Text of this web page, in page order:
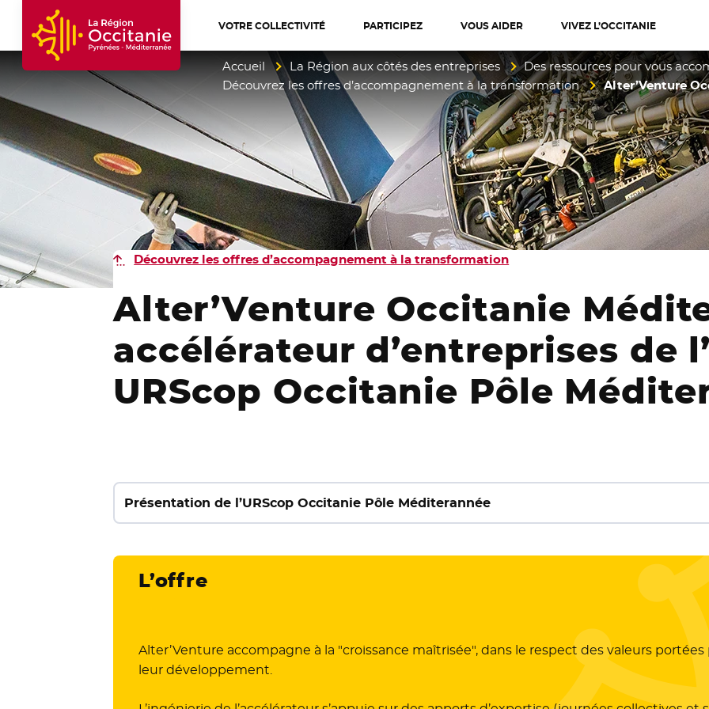
Accueil Région Occitanie / Pyrénées-Méditerranée
VOTRE COLLECTIVITÉ PARTICIPEZ VOUS AIDER VIVEZ L’OCCITANIE
Accueil La Région aux côtés des entreprises
Des ressources pour vous
Découvrez les offres d’accompagnement à la transformation
Alter’Venture
Découvrez les offres d’accompagnement à la transformation
Alter’Venture Occitanie
accélérateur d’entreprises de
URScop Occitanie Pôle
Présentation de l’URScop Occitanie Pôle Méditerannée
L’offre
Alter’Venture accompagne à la "croissance maîtrisée", dans le respect des valeurs
leur développement.